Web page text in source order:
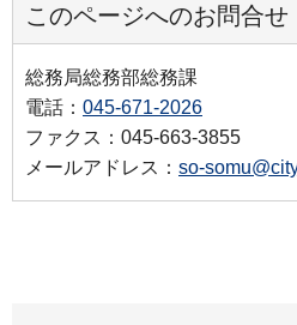
このページへのお問合せ
総務局総務部総務課
電話： 045-671-2026
ファクス：045-663-3855
メールアドレス： so-